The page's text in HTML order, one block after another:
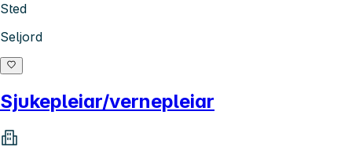
Sted
Seljord
Sjukepleiar/vernepleiar